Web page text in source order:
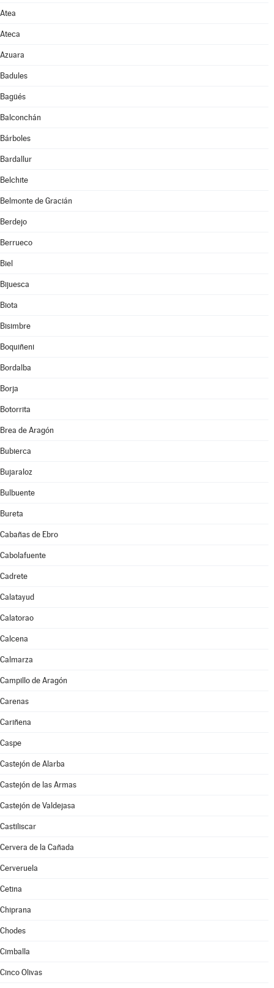
Atea
Ateca
Azuara
Badules
Bagüés
Balconchán
Bárboles
Bardallur
Belchite
Belmonte de Gracián
Berdejo
Berrueco
Biel
Bijuesca
Biota
Bisimbre
Boquiñeni
Bordalba
Borja
Botorrita
Brea de Aragón
Bubierca
Bujaraloz
Bulbuente
Bureta
Cabañas de Ebro
Cabolafuente
Cadrete
Calatayud
Calatorao
Calcena
Calmarza
Campillo de Aragón
Carenas
Cariñena
Caspe
Castejón de Alarba
Castejón de las Armas
Castejón de Valdejasa
Castiliscar
Cervera de la Cañada
Cerveruela
Cetina
Chiprana
Chodes
Cimballa
Cinco Olivas